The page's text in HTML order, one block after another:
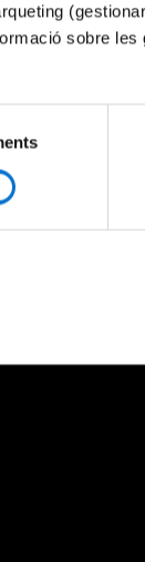
sobre